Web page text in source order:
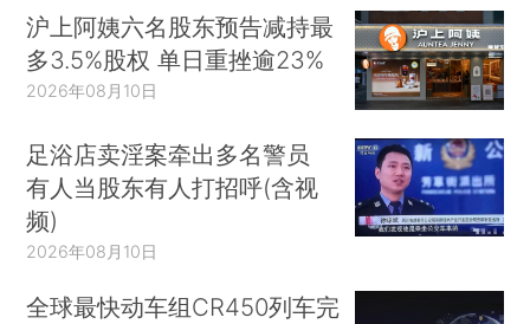
沪上阿姨六名股东预告减持最
多3.5%股权 单日重挫逾23%
2026年08月10日
足浴店卖淫案牵出多名警员
有人当股东有人打招呼(含视
频)
2026年08月10日
全球最快动车组CR450列车完